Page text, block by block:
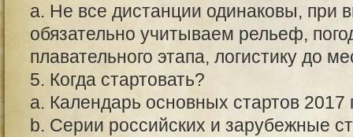
а. Не все дистанции одинаковы, при
обязательно учитываем рельеф,
плавательного этапа, логистику до
5. Когда стартовать?
a. Календарь основных стартов 2017
b. Серии российских и зарубежные